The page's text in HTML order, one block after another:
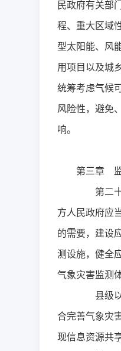
民政府有关部
程、重大区域
型太阳能、风
用项目以及城
统筹考虑气候
风险性，避免
响。
第三章
第二十
方人民政府应
的需要，建设
测设施，健全
气象灾害监测
县级以
合完善气象灾
现信息资源共享